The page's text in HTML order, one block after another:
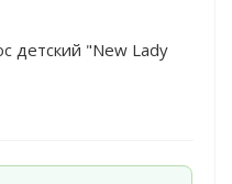
детский "New Lady